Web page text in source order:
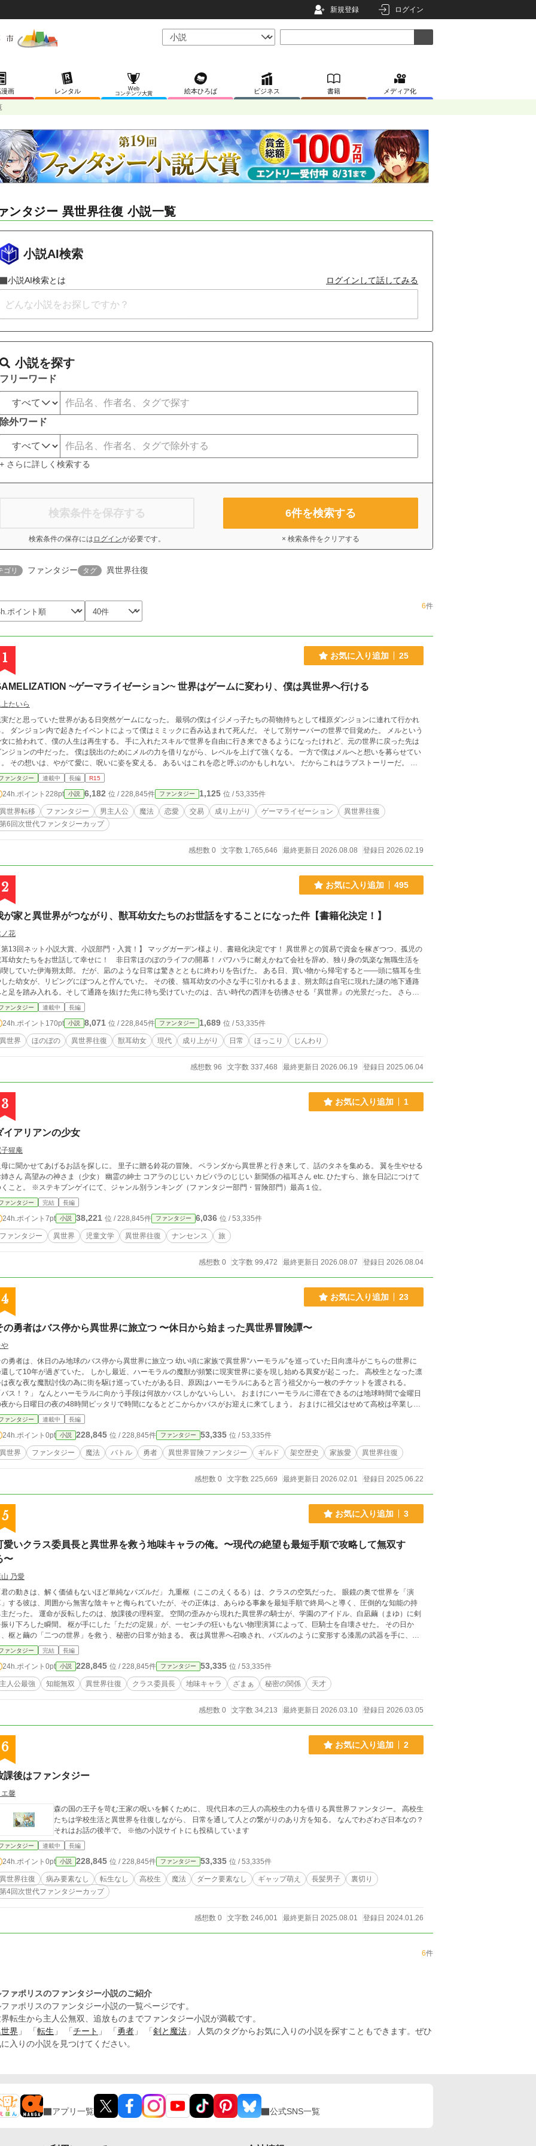
新規登録 ログイン
画 レンタル
Web
コンテンツ大賞
絵本ひろば ビジネス 書籍 メディア化
ンタジー 異世界往復 小説一覧
小説AI検索
小説AI検索とは ログインして話してみる
小説を探す
フリーワード
除外ワード
+ さらに詳しく検索する
検索条件を保存する
検索条件の保存には ログインが必要です。
6件を検索する
× 検索条件をクリアする
ゴリ ファンタジー タグ 異世界往復
6件
1 お気に入り追加 25
~ゲーマライゼーション~ 世界はゲームに変わり、僕は異世界へ行ける
たいら
だと思っていた世界がある日突然ゲームになった。 最弱の僕はイジメっ子たちの荷物持ちとして橿原ダンジョンに連れて行かれ
ダンジョン内で起きたイベントによって僕はミミックに呑み込まれて死んだ。 そして別サーバーの世界で目覚めた。 メルという
われて、僕の人生は再生する。 手に入れたスキルで世界を自由に行き来できるようになったけれど、元の世界に戻った先は
中だった。 僕は脱出のためにメルの力を借りながら、レベルを上げて強くなる。 一方で僕はメルへと想いを募らせてい
かもしれない。 だからこれはラブストーリーだ。 途
何が起きたって、それだけは変わらない。 変わらないものなんて、なにひとつないけれど。 現在666話145万字超！毎日更新
ネタバレ全開でもよろしければ、下記URLをご覧ください。 https://wiki
◆ 可能な限り執筆の様子を配信しております。興味があったら見てください。ただし先の展開のネタバレがあり
https://www.youtube.com/@futakamitaira ◆ AI補助利用タグを導入しました。 AIの利用目的は誤字の発見や、明確な間違いの
です。本文提案を出力はしないよう強く指示を入れてあり、生成結果をそのまま本文に反映させることはありません。 使用した
あるAIサービス ・chatGPT ・Gemini ・Claude ・Grok ◆ ・本作は1話1,000字越えたらまあええかの精神で投稿されていま
はありません。 ・この物語はフィクションです。登場する地名・人物・団体・サービス・名称等は架空であり、例え同一であっ
ァンタジー 連載中 長編 R15
24h.ポイント 228pt 小説 6,182 位 / 228,845件 ファンタジー 1,125 位 / 53,335件
異世界転移 ファンタジー 男主人公 魔法 恋愛 交易 成り上がり ゲーマライゼーション
異世界往復
第6回次世代ファンタジーカップ
感想数 0 文字数 1,765,646 最終更新日 2026.08.08 登録日 2026.02.19
2 お気に入り追加 495
が家と異世界がつながり、獣耳幼女たちのお世話をすることになった件【書籍化決定！】
花
13回ネット小説大賞、小説部門・入賞！】 マッグガーデン様より、書籍化決定です！ 異世界との貿易で資金を稼ぎつつ、孤児の
幼女たちをお世話して幸せに！ 非日常ほのぼのライフの開幕！ パワハラに耐えかねて会社を辞め、独り身の気楽な無職生活を
していた伊海朔太郎。 だが、凪のような日常は驚きとともに終わりを告げた。 ある日、買い物から帰宅すると――頭に猫耳を生
幼女が、リビングにぽつんと佇んでいた。 その後、猫耳幼女の小さな手に引かれるまま、朔太郎は自宅に現れた謎の地下通路
足を踏み入れる。そして通路を抜けた先に待ち受けていたのは、古い時代の西洋を彷彿させる『異世界』の光景だった。 さら
たどり着いた場所にも獣耳を生やした別の二人の幼女がいて、誰かの助けを必要としていた。朔太郎は迷わず、大人としての責
果たすと決意する――それをキッカケに、日本と異世界を行き来する不思議な生活がスタートする。 最初に出会った三人の獣耳
たちとのお世話生活を中心に、異世界貿易を足掛かりに富を築く。様々な出会いと経験を重ねた朔太郎たちは、いつしか両世界
で一目置かれる存在へと成り上がっていくのだった。 ※まったり進行です。
ァンタジー 連載中 長編
24h.ポイント 170pt 小説 8,071 位 / 228,845件 ファンタジー 1,689 位 / 53,335件
異世界 ほのぼの 異世界往復 獣耳幼女 現代 成り上がり 日常 ほっこり じんわり
感想数 96 文字数 337,468 最終更新日 2026.06.19 登録日 2025.06.04
3 お気に入り追加 1
イアリアンの少女
猩庵
かせてあげるお話を探しに。 里子に贈る鈴花の冒険。 ベランダから異世界と行き来して、話のタネを集める。 翼を生やせる
さん 高望みの神さま（少女） 幽霊の紳士 コアラのじじい カピバラのじじい 新聞係の福耳さん etc. ひたすら、旅を日記につけて
ゆくこと。 ※ステキブンゲイにて、ジャンル別ランキング（ファンタジー部門・冒険部門）最高１位。
ァンタジー 完結 長編
24h.ポイント 7pt 小説 38,221 位 / 228,845件 ファンタジー 6,036 位 / 53,335件
ファンタジー 異世界 児童文学 異世界往復 ナンセンス 旅
感想数 0 文字数 99,472 最終更新日 2026.08.07 登録日 2026.08.04
4 お気に入り追加 23
の勇者はバス停から異世界に旅立つ 〜休日から始まった異世界冒険譚〜
者は、休日のみ地球のバス停から異世界に旅立つ 幼い頃に家族で異世界“ハーモラル”を巡っていた日向凛斗がこちらの世界に
して10年が過ぎていた。 しかし最近、ハーモラルの魔獣が頻繁に現実世界に姿を現し始める異変が起こった。 高校生となった凛
夜な夜な魔獣討伐の為に街を駆け巡っていたがある日、原因はハーモラルにあると言う祖父から一枚のチケットを渡される。
モラルに向かう手段は何故かバスしかないらしい。 おまけにハーモラルに滞在できるのは地球時間で金曜日
から日曜日の夜の48時間ピッタリで時間になるとどこからかバスがお迎えに来てしまう。 おまけに祖父はせめて高校は卒業しろ
うので休日だけハーモラルで旅をしつつ、平日は普通の高校生として過ごすことになった凛斗の運命はいかに？ 第二章 シンヘ
ノウは旅に必須の荷車とそれを引く魔獣を取り扱っているシンヘルキへと向かう。 しかし
に戻ってくるとなんと魔王が異世界から地球に襲来したり、たどり着いたシンヘルキでは子を持つ親が攫われているようだった
攫い事件を解決し、リント達は新たな仲間と荷車とそれを引く魔獣を手にして新たなギル
陽】を立ち上げた。 アレタの要望で学院都市とも呼ばれる国のナフィコへ向かうが滞在中に雷獄の雨が発生してしまう。
ァンタジー 連載中 長編
24h.ポイント 0pt 小説 228,845 位 / 228,845件 ファンタジー 53,335 位 / 53,335件
異世界 ファンタジー 魔法 バトル 勇者 異世界冒険ファンタジー ギルド 架空歴史 家族愛 異世界往復
感想数 0 文字数 225,669 最終更新日 2026.02.01 登録日 2025.06.22
5 お気に入り追加 3
愛いクラス委員長と異世界を救う地味キャラの俺。〜現代の絶望も最短手順で攻略して無双す
〜
乃愛
動きは、解く価値もないほど単純なパズルだ」 九重枢（ここのえくるる）は、クラスの空気だった。 眼鏡の奥で世界を「演
する彼は、周囲から無害な陰キャと侮られていたが、その正体は、あらゆる事象を最短手順で終局へと導く、圧倒的な知能の持
したのは、放課後の理科室。 空間の歪みから現れた異世界の騎士が、学園のアイドル、白凪繭（まゆ）に剣
り下ろした瞬間。 枢が手にした「ただの定規」が、一センチの狂いもない物理演算によって、巨騎士を自壊させた。 その日か
と繭の「二つの世界」を救う、秘密の日常が始まる。 夜は異世界へ召喚され、パズルのように変形する漆黒の武器を手に、世
バグを「デリート」する。 報酬として得られるのは、思考速度の加速と、弾丸すら紙一重で避ける身体能力。 だが、真のカタル
現代の学校でこそ爆発する。 「九重くんを退学にしたいなら、まず先生自身の汚職データの隠し場所を、もっと複雑にする
生徒をねじ伏せる鬼教師。 暴力で支配する不良。 枢の目には、現代社会の「嫌な奴ら」の行動も、すべては欠陥
けのパズルに見えていた。 彼は知能と異世界の報酬を駆使し、一瞬の隙から相手を社会的、そして物理的に完全粉砕していく。
重、あいつ何者なんだ……！？」「白凪さんが、九重にあんな顔して笑うなんて……」 昨日まで枢を見下していたクラスメイト
ァンタジー 完結 長編
24h.ポイント 0pt 小説 228,845 位 / 228,845件 ファンタジー 53,335 位 / 53,335件
主人公最強 知能無双 異世界往復 クラス委員長 地味キャラ ざまぁ 秘密の関係 天才
感想数 0 文字数 34,213 最終更新日 2026.03.10 登録日 2026.03.05
6 お気に入り追加 2
課後はファンタジー
馨
森の国の王子を苛む王家の呪いを解くために、 現代日本の三人の高校生の力を借りる異世界ファンタジー。 高校生
たちは学校生活と異世界を往復しながら、 日常を通して人との繋がりのあり方を知る。 なんでわざわざ日本なの？
それはお話の後半で。 ※他の小説サイトにも投稿しています
ァンタジー 連載中 長編
24h.ポイント 0pt 小説 228,845 位 / 228,845件 ファンタジー 53,335 位 / 53,335件
異世界往復 病み要素なし 転生なし 高校生 魔法 ダーク要素なし ギャップ萌え 長髪男子
裏切り
第4回次世代ファンタジーカップ
感想数 0 文字数 246,001 最終更新日 2025.08.01 登録日 2024.01.26
6件
ァポリスのファンタジー小説のご紹介
ァポリスのファンタジー小説の一覧ページです。
転生から主人公無双、追放ものまでファンタジー小説が満載です。
界 」 「 転生 」 「 チート 」 「 勇者 」 「 剣と魔法 」 人気のタグからお気に入りの小説を探すこともできます。ぜひ
入りの小説を見つけてください。
アプリ一覧 公式SNS一覧